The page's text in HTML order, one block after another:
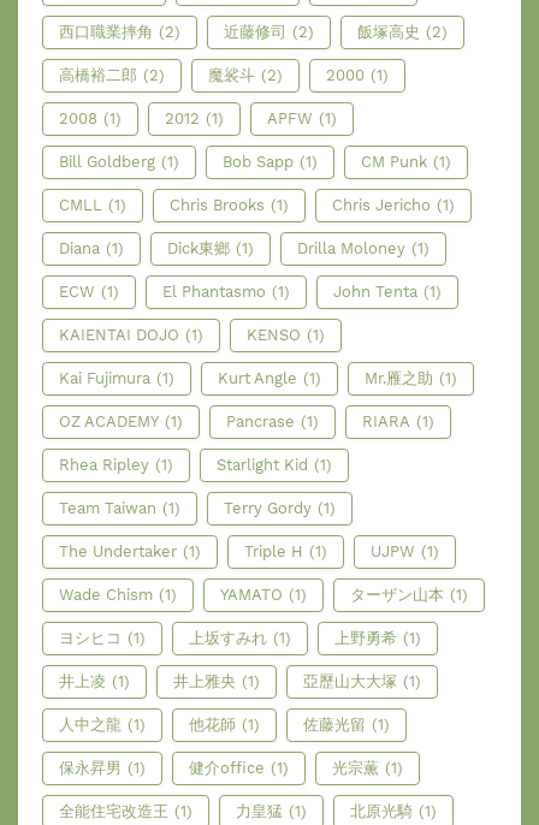
西口職業摔角 (2) 近藤修司 (2) 飯塚高史 (2)
高橋裕二郎 (2) 魔裟斗 (2) 2000 (1)
2008 (1) 2012 (1) APFW (1)
Bill Goldberg (1) Bob Sapp (1) CM Punk (1)
CMLL (1) Chris Brooks (1) Chris Jericho (1)
Diana (1) Dick東鄉 (1) Drilla Moloney (1)
ECW (1) El Phantasmo (1) John Tenta (1)
KAIENTAI DOJO (1) KENSO (1)
Kai Fujimura (1) Kurt Angle (1) Mr.雁之助 (1)
OZ ACADEMY (1) Pancrase (1) RIARA (1)
Rhea Ripley (1) Starlight Kid (1)
Team Taiwan (1) Terry Gordy (1)
The Undertaker (1) Triple H (1) UJPW (1)
Wade Chism (1) YAMATO (1) ターザン山本 (1)
ヨシヒコ (1) 上坂すみれ (1) 上野勇希 (1)
井上凌 (1) 井上雅央 (1) 亞歷山大大塚 (1)
人中之龍 (1) 他花師 (1) 佐藤光留 (1)
保永昇男 (1) 健介office (1) 光宗薫 (1)
全能住宅改造王 (1) 力皇猛 (1) 北原光騎 (1)